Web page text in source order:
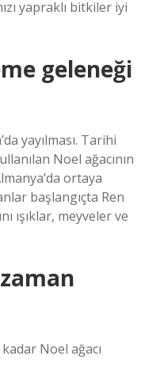
yapraklı bitkiler iyi
geleneği
yayılması. Tarihi
Noel ağacının
ortaya
başlangıçta Ren
ışıklar, meyveler ve
zaman
kadar Noel ağacı